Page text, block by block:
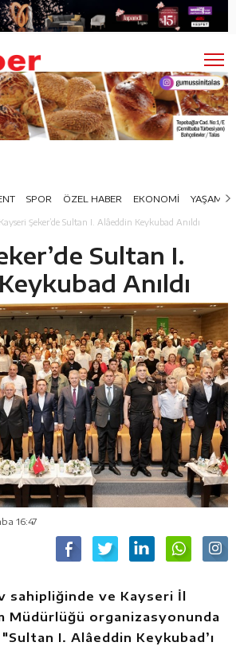
SPOR ÖZEL HABER EKONOMİ YAŞAM
Kayseri Şeker’de Sultan I. Alâeddin Keykubad Anıldı
Sultan I.
Anıldı
16:47
sahipliğinde ve Kayseri İl
Müdürlüğü organizasyonunda
I. Alâeddin Keykubad’ı